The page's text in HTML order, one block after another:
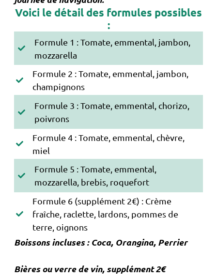
Voici le détail des formules possibles
:
Formule 1 : Tomate, emmental, jambon,
mozzarella
Formule 2 : Tomate, emmental, jambon,
champignons
Formule 3 : Tomate, emmental, chorizo,
poivrons
Formule 4 : Tomate, emmental, chèvre,
miel
Formule 5 : Tomate, emmental,
mozzarella, brebis, roquefort
Formule 6 (supplément 2€) : Crème
fraîche, raclette, lardons, pommes de
terre, oignons
Boissons incluses : Coca, Orangina, Perrier
Bières ou verre de vin, supplément 2€